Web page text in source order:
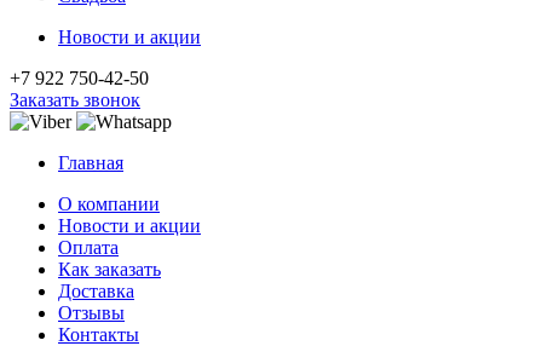
Новости и акции
+7 922 750-42-50
Заказать звонок
Главная
О компании
Новости и акции
Оплата
Как заказать
Доставка
Отзывы
Контакты